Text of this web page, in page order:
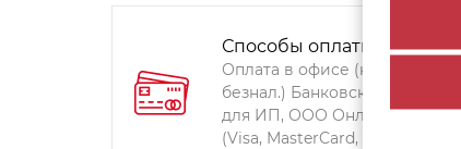
Способы оплаты:
Оплата в офисе (наличными,
безнал.) Банковский перевод
для ИП, ООО Онлайн-оплата
(Visa, MasterCard, Мир)